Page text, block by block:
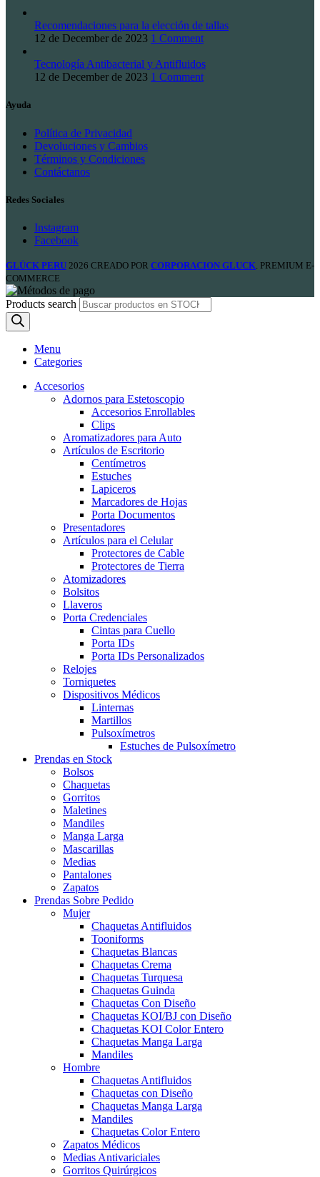
Recomendaciones para la elección de tallas
12 de December de 2023 1 Comment
Tecnología Antibacterial y Antifluidos
12 de December de 2023 1 Comment
Ayuda
Política de Privacidad
Devoluciones y Cambios
Términos y Condiciones
Contáctanos
Redes Sociales
Instagram
Facebook
GLÜCK PERU 2026 CREADO POR CORPORACION GLUCK . PREMIUM E-
COMMERCE
Products search
Menu
Categories
Accesorios
Adornos para Estetoscopio
Accesorios Enrollables
Clips
Aromatizadores para Auto
Artículos de Escritorio
Centímetros
Estuches
Lapiceros
Marcadores de Hojas
Porta Documentos
Presentadores
Artículos para el Celular
Protectores de Cable
Protectores de Tierra
Atomizadores
Bolsitos
Llaveros
Porta Credenciales
Cintas para Cuello
Porta IDs
Porta IDs Personalizados
Relojes
Torniquetes
Dispositivos Médicos
Linternas
Martillos
Pulsoxímetros
Estuches de Pulsoxímetro
Prendas en Stock
Bolsos
Chaquetas
Gorritos
Maletines
Mandiles
Manga Larga
Mascarillas
Medias
Pantalones
Zapatos
Prendas Sobre Pedido
Mujer
Chaquetas Antifluidos
Tooniforms
Chaquetas Blancas
Chaquetas Crema
Chaquetas Turquesa
Chaquetas Guinda
Chaquetas Con Diseño
Chaquetas KOI/BJ con Diseño
Chaquetas KOI Color Entero
Chaquetas Manga Larga
Mandiles
Hombre
Chaquetas Antifluidos
Chaquetas con Diseño
Chaquetas Manga Larga
Mandiles
Chaquetas Color Entero
Zapatos Médicos
Medias Antivariciales
Gorritos Quirúrgicos